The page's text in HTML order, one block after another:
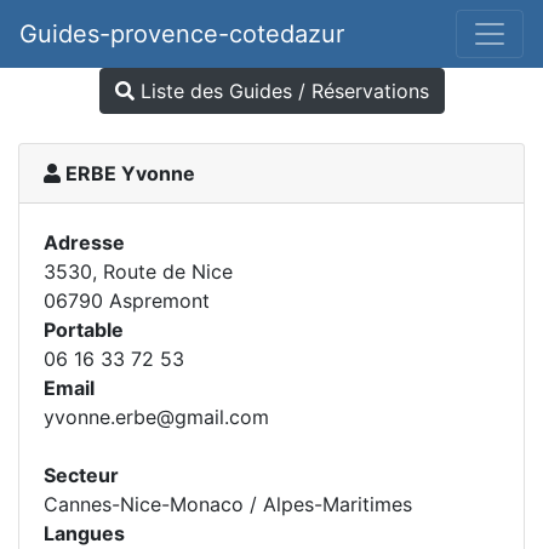
Guides-provence-cotedazur
Liste des Guides / Réservations
ERBE Yvonne
Adresse
3530, Route de Nice
06790 Aspremont
Portable
06 16 33 72 53
Email
yvonne.erbe@gmail.com
Secteur
Cannes-Nice-Monaco / Alpes-Maritimes
Langues